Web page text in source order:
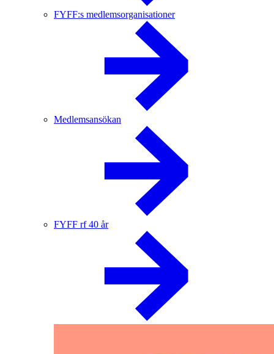
FYFF:s medlemsorganisationer
Medlemsansökan
FYFF rf 40 år